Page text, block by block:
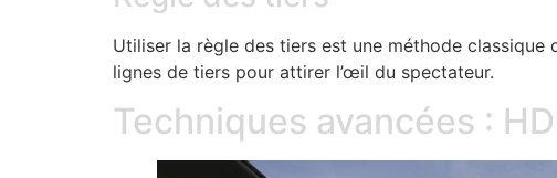
Utiliser la règle des tiers est une méthode
lignes de tiers pour attirer l’œil du spectateur.
Techniques avancées :